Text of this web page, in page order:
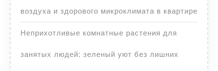
воздуха и здорового микроклимата в квартире
Неприхотливые комнатные растения для
занятых людей: зеленый уют без лишних